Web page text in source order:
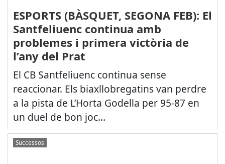
ESPORTS (BÀSQUET, SEGONA FEB): El
Santfeliuenc continua amb
problemes i primera victòria de
l’any del Prat
El CB Santfeliuenc continua sense
reaccionar. Els biaxllobregatins van perdre
a la pista de L’Horta Godella per 95-87 en
un duel de bon joc...
Successos